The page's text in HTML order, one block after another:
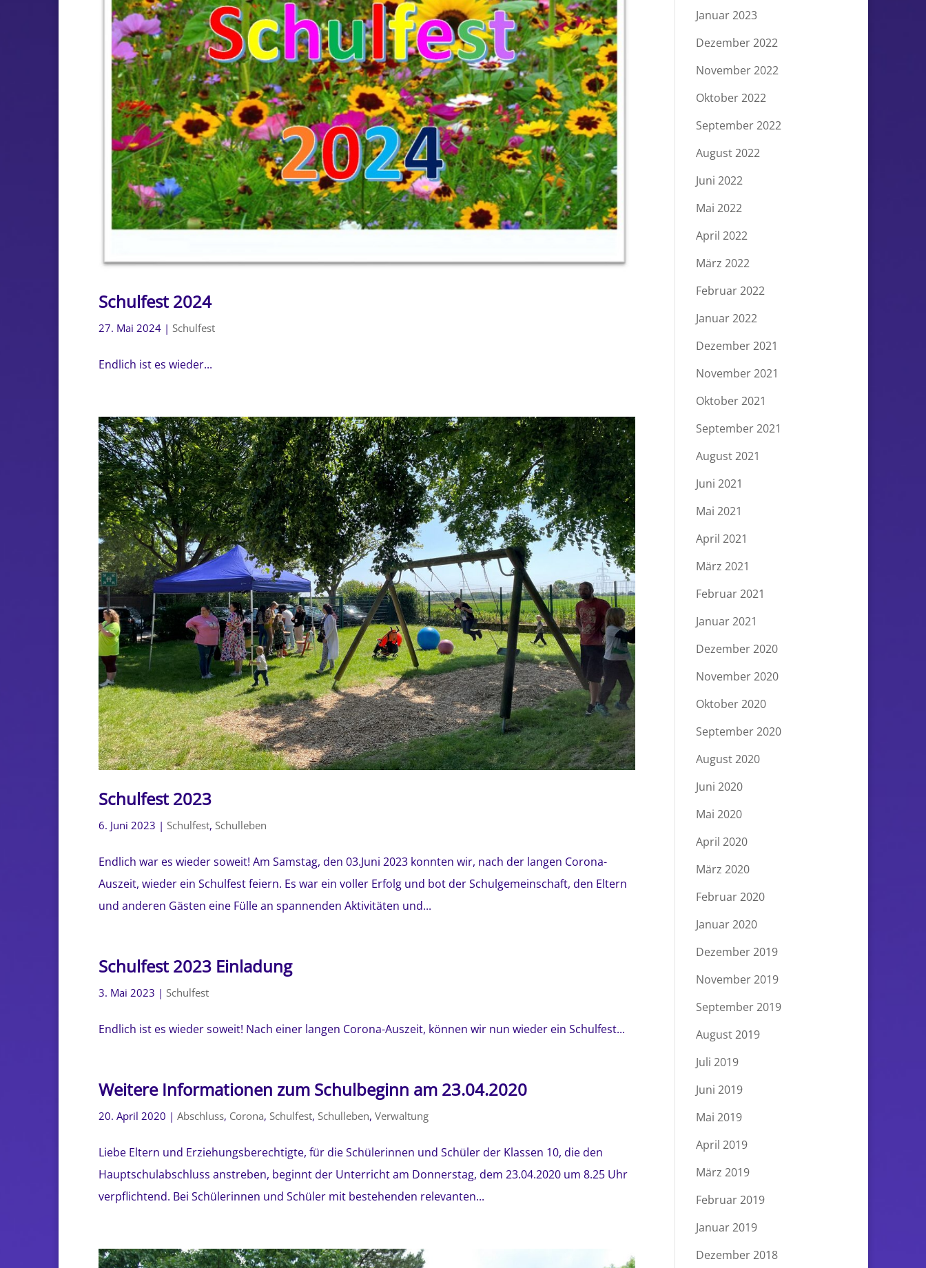
Schulfest 2024
27. Mai 2024 |Schulfest
Endlich ist es wieder...
Schulfest 2023
6. Juni 2023 |Schulfest,Schulleben
Endlich war es wieder soweit! Am Samstag, den 03.Juni 2023 konnten wir, nach der langen Corona-
Auszeit, wieder ein Schulfest feiern. Es war ein voller Erfolg und bot der Schulgemeinschaft, den Eltern
und anderen Gästen eine Fülle an spannenden Aktivitäten und...
Schulfest 2023 Einladung
3. Mai 2023 |Schulfest
Endlich ist es wieder soweit! Nach einer langen Corona-Auszeit, können wir nun wieder ein Schulfest...
Weitere Informationen zum Schulbeginn am 23.04.2020
20. April 2020 |Abschluss, Corona,Schulfest,Schulleben,Verwaltung
Liebe Eltern und Erziehungsberechtigte, für die Schülerinnen und Schüler der Klassen 10, die den
Hauptschulabschluss anstreben, beginnt der Unterricht am Donnerstag, dem 23.04.2020 um 8.25 Uhr
verpflichtend. Bei Schülerinnen und Schüler mit bestehenden relevanten...
Januar 2023
Dezember 2022
November 2022
Oktober 2022
September 2022
August 2022
Juni 2022
Mai 2022
April 2022
März 2022
Februar 2022
Januar 2022
Dezember 2021
November 2021
Oktober 2021
September 2021
August 2021
Juni 2021
Mai 2021
April 2021
März 2021
Februar 2021
Januar 2021
Dezember 2020
November 2020
Oktober 2020
September 2020
August 2020
Juni 2020
Mai 2020
April 2020
März 2020
Februar 2020
Januar 2020
Dezember 2019
November 2019
September 2019
August 2019
Juli 2019
Juni 2019
Mai 2019
April 2019
März 2019
Februar 2019
Januar 2019
Dezember 2018